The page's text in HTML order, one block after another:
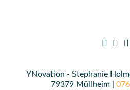
YNovation - Stephanie
79379 Müllheim |